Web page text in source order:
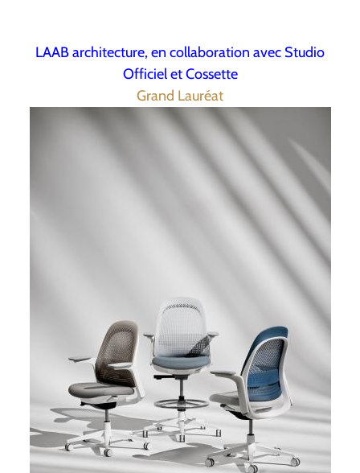
LAAB architecture, en collaboration avec Studio
Officiel et Cossette
Grand Lauréat